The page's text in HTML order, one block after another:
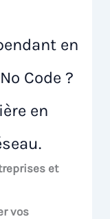
en
Code ?
en
et
vos